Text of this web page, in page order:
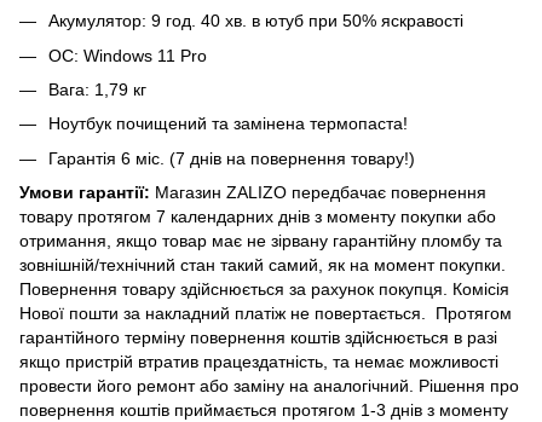
Акумулятор: 9 год. 40 хв. в ютуб при 50% яскравості
ОС: Windows 11 Pro
Вага: 1,79 кг
Ноутбук почищений та замінена термопаста!
Гарантія 6 міс. (7 днів на повернення товару!)
Умови гарантії: Магазин ZALIZO передбачає повернення
товару протягом 7 календарних днів з моменту покупки або
отримання, якщо товар має не зірвану гарантійну пломбу та
зовнішній/технічний стан такий самий, як на момент покупки.
Повернення товару здійснюється за рахунок покупця. Комісія
Нової пошти за накладний платіж не повертається. Протягом
гарантійного терміну повернення коштів здійснюється в разі
якщо пристрій втратив працездатність, та немає можливості
провести його ремонт або заміну на аналогічний. Рішення про
повернення коштів приймається протягом 1-3 днів з моменту